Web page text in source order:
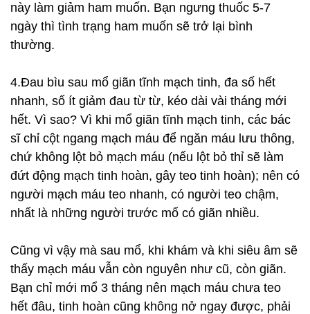
này làm giảm ham muốn. Bạn ngưng thuốc 5-7
ngày thì tình trạng ham muốn sẽ trở lại bình
thường.
4.Đau bìu sau mổ giãn tĩnh mạch tinh, đa số hết
nhanh, số ít giảm đau từ từ, kéo dài vài tháng mới
hết. Vì sao? Vì khi mổ giãn tĩnh mạch tinh, các bác
sĩ chỉ cột ngang mạch máu để ngăn máu lưu thông,
chứ không lột bỏ mạch máu (nếu lột bỏ thỉ sẽ làm
đứt động mạch tinh hoàn, gây teo tinh hoàn); nên có
người mạch máu teo nhanh, có người teo chậm,
nhất là những người trước mổ có giãn nhiều.
Cũng vì vậy mà sau mổ, khi khám và khi siêu âm sẽ
thấy mạch máu vẫn còn nguyên như cũ, còn giãn.
Bạn chỉ mới mổ 3 tháng nên mạch máu chưa teo
hết đâu, tinh hoàn cũng không nở ngay được, phải